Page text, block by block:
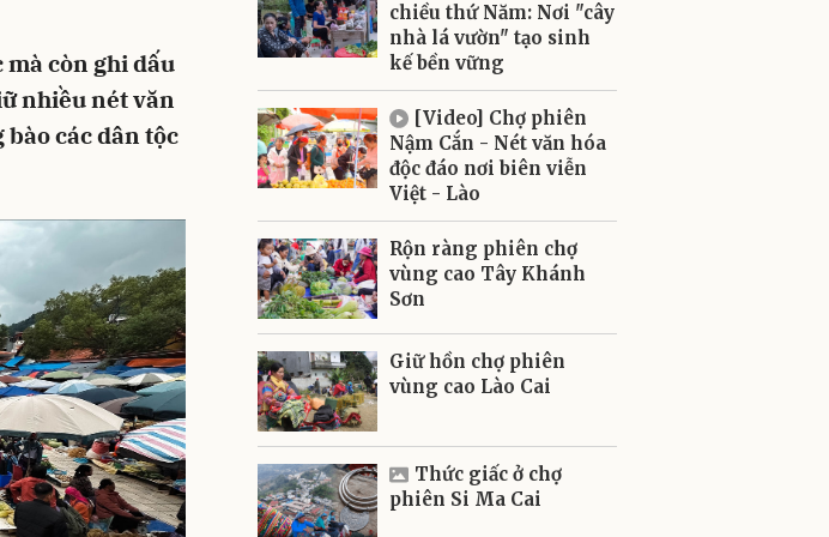
còn ghi dấu
nhiều nét văn
các dân tộc
chiều thứ Năm: Nơi "cây
nhà lá vườn" tạo sinh
kế bền vững
[Video] Chợ phiên
Nậm Cắn - Nét văn hóa
độc đáo nơi biên viễn
Việt - Lào
Rộn ràng phiên chợ
vùng cao Tây Khánh
Sơn
Giữ hồn chợ phiên
vùng cao Lào Cai
Thức giấc ở chợ
phiên Si Ma Cai
Hủy Gửi